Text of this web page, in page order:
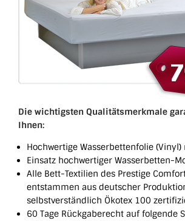
Die wichtigsten Qualitätsmerkmale
Ihnen:
Hochwertige Wasserbettenfolie (Vinyl)
Einsatz hochwertiger Wasserbetten-
Alle Bett-Textilien des Prestige
entstammen aus deutscher
selbstverständlich Ökotex 100
60 Tage Rückgaberecht auf folgende